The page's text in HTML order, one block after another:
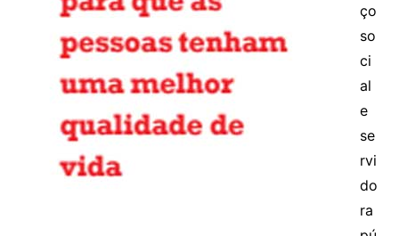
ço
so
ci
al
e
se
rvi
do
ra